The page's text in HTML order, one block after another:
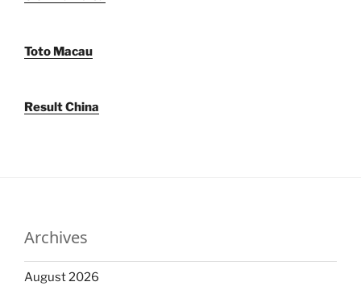
Toto Macau
Result China
Archives
August 2026